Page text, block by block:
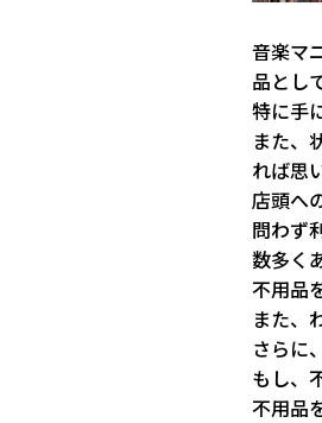
音楽マ
品とし
特に手
また、
れば思
店頭へ
問わず
数多く
不用品
また、
さらに
もし、
不用品